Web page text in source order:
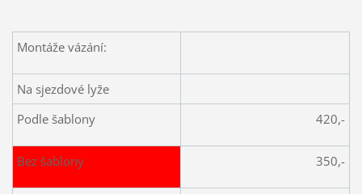
Montáže vázání:
Na sjezdové lyže
Podle šablony
420,-
Bez šablony 350,-